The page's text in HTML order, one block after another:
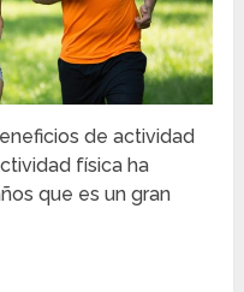
de actividad
física ha
que es un gran